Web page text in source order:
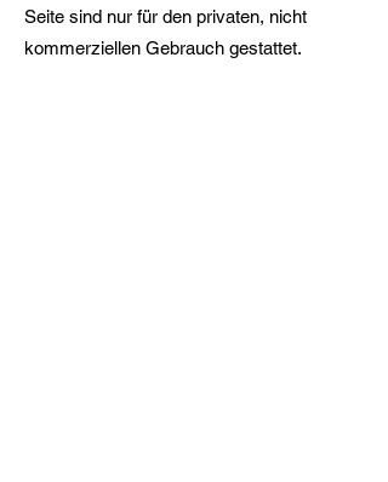
Seite sind nur für den privaten, nicht
kommerziellen Gebrauch gestattet.